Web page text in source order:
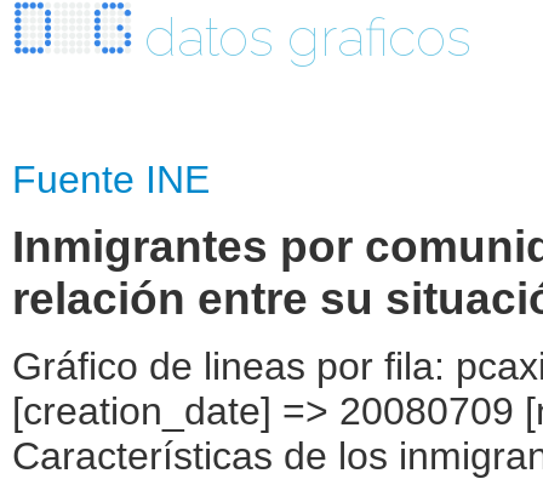
datos graficos
Fuente INE
Inmigrantes por
relación entre su
Gráfico de lineas por fila: pcaxis Object ( [axis_version] => [creation_date] => 20080709 [note] => [subject_area] => Características de los inmigrantes [subject_code] => 04 [matrix] => 04022 [title] => Inmigrantes por comunidad autónoma, según relación entre su situación laboral actual e inicial [description] => [contents] => Inmigrantes [units] => inmigrantes [stub] => Array ( [0] => comunidades autónomas ) [heading] => Array ( [0] => tiempo de residencia y relación entre situación laboral actual e inicial ) [prestext] => [values] => Array ( [:www.ine.es tel: " "+34 91 5839100 "; VALUES("comunidades autónomas] => Array ( [0] => Total [1] => Andalucía [2] => Aragón [3] => Asturias (Principado de) [4] => Balears (IIles) [5] => Canarias [6] => Cantabria [7] => Castilla y León [8] => Castilla-La Mancha [9] => Catalunya [10] => Comunitat Valenciana [11] => Extremadura [12] => Galicia [13] => Madrid (Comunidad de) [14] => Murcia(Región de) [15] => Navarra(Comunidad Foral de) [16] => País Vasco [17] => Rioja (La) [18] => Ceuta [19] => Melilla ) [tiempo de residencia y relación entre situación laboral actual e inicial] => Array ( [0] => Total [1] => Inmigrantes que no tienen más de tres años de residencia en España [2] => Inmigrantes, con más de tres años de residencia, que actualmente tienen un empleo distinto a su primer trabajo al venir a España pero que están en igual sector se actividad [3] => Inmigrantes, con más de tres años de residencia, que actualmente tienen un empleo distinto a su primer trabajo al venir a España pero que están en distinto sector de actividad [4] => Inmigrantes, con más de tres años de residencia, que actualmente tienen el mismo empleo que su primer trabajo al venir a España [5] => Inmigrantes, con más de tres años de residencia, que actualmente no trabajan pero que han tenido trabajo al venir a España [6] => Inmigrantes, con más de tres años de residencia, que actualmente no trabajan ni han trabajado al venir a España ) ) [codes] => Array ( [comunidades autónomas] => "CA00","CA01","CA02","CA03","CA04","CA05", "CA06","CA07","CA08","CA09","CA10","CA11","CA12","CA13","CA14","CA15", "CA16","CA17","CA18","CA19" ) [map] => Array (